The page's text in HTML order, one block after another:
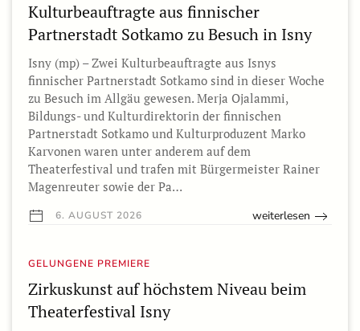
Kulturbeauftragte aus finnischer
Partnerstadt Sotkamo zu Besuch in Isny
Isny (mp) – Zwei Kulturbeauftragte aus Isnys
finnischer Partnerstadt Sotkamo sind in dieser Woche
zu Besuch im Allgäu gewesen. Merja Ojalammi,
Bildungs- und Kulturdirektorin der finnischen
Partnerstadt Sotkamo und Kulturproduzent Marko
Karvonen waren unter anderem auf dem
Theaterfestival und trafen mit Bürgermeister Rainer
Magenreuter sowie der Pa…
6. AUGUST 2026 weiterlesen
GELUNGENE PREMIERE
Zirkuskunst auf höchstem Niveau beim
Theaterfestival Isny